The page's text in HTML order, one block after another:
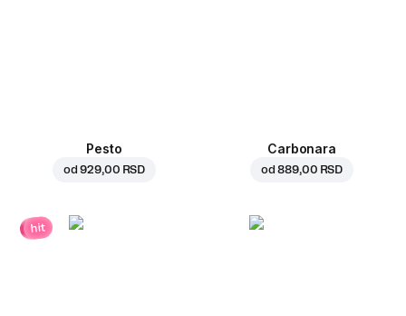
Pesto
od929,00 RSD
Carbonara
od889,00 RSD
hit